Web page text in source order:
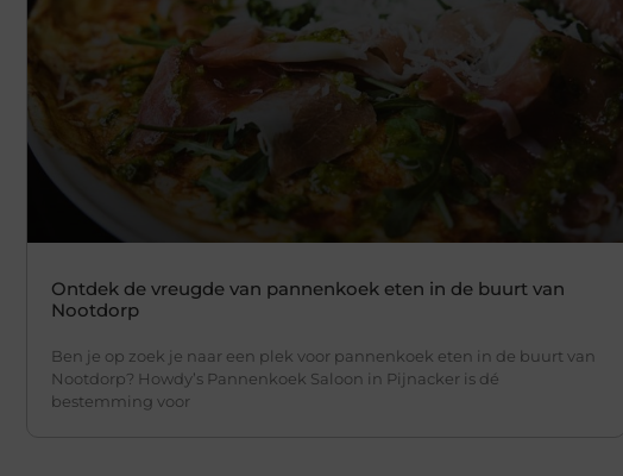
Ontdek de vreugde van pannenkoek eten in de buurt van
Nootdorp
Ben je op zoek je naar een plek voor pannenkoek eten in de buurt van
Nootdorp? Howdy’s Pannenkoek Saloon in Pijnacker is dé
bestemming voor